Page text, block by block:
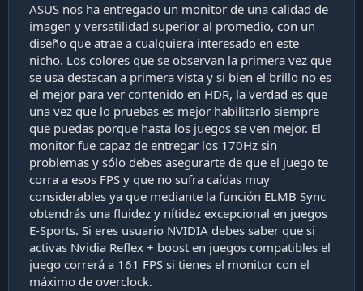
ASUS nos ha entregado un monitor de una calidad de
imagen y versatilidad superior al promedio, con un
diseño que atrae a cualquiera interesado en este
nicho. Los colores que se observan la primera vez que
se usa destacan a primera vista y si bien el brillo no es
el mejor para ver contenido en HDR, la verdad es que
una vez que lo pruebas es mejor habilitarlo siempre
que puedas porque hasta los juegos se ven mejor. El
monitor fue capaz de entregar los 170Hz sin
problemas y sólo debes asegurarte de que el juego te
corra a esos FPS y que no sufra caídas muy
considerables ya que mediante la función ELMB Sync
obtendrás una fluidez y nítidez excepcional en juegos
E-Sports. Si eres usuario NVIDIA debes saber que si
activas Nvidia Reflex + boost en juegos compatibles el
juego correrá a 161 FPS si tienes el monitor con el
máximo de overclock.